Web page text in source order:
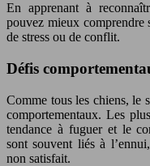
En apprenant à
pouvez mieux comprendre
de stress ou de conflit.
Défis
Comme tous les chiens, le
comportementaux. Les
tendance à fuguer et le
sont souvent liés à
non satisfait.